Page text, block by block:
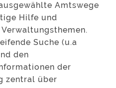
Amtswege
Hilfe und
Suche (u.a
den
der
zentral über